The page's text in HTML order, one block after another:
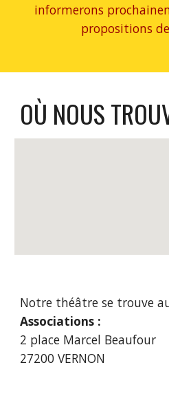
informerons
propositions
OÙ NOUS
Notre théâtre se trouve
Associations :
2 place Marcel Beaufour
27200 VERNON